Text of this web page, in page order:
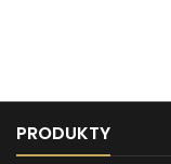
PRODUKTY